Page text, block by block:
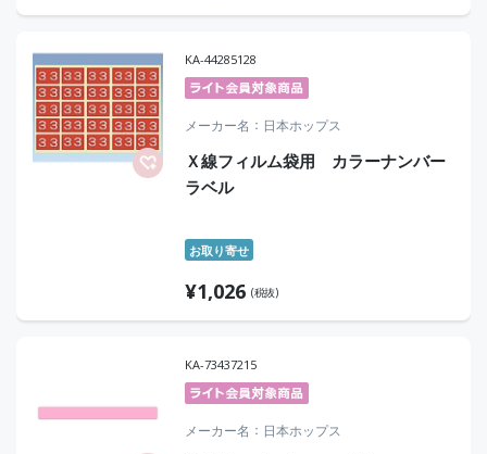
KA-44285128
メーカー名 日本ホップス
Ｘ線フィルム袋用 カラーナンバー
ラベル
お取り寄せ
¥1,026 (税抜)
KA-73437215
メーカー名 日本ホップス